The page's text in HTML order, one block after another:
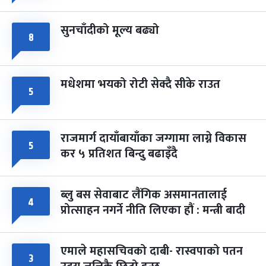
८ सुनचाँदीको मूल्य बढ्यो
५ मधेशमा भयको रोटी सेक्दै सीके राउत
५ राजमार्ग दायाँबायाँका जग्गामा लाग्ने विकास
कर ५ प्रतिशत बिन्दु बढाइँदै
४ ब्लु बस सेवाबाट लैंगिक असमानतालाई
प्रोत्साहन नगर्ने नीति लिएका हौं : मन्त्री बादी
३ एमाले महासचिवको दाबी- रास्वपाको पतन